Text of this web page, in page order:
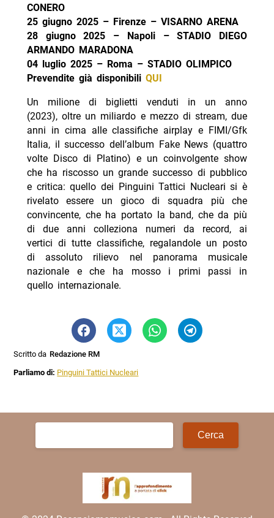
CONERO
25 giugno 2025 – Firenze – VISARNO ARENA
28 giugno 2025 – Napoli – STADIO DIEGO
ARMANDO MARADONA
04 luglio 2025 – Roma – STADIO OLIMPICO
Prevendite già disponibili QUI
Un milione di biglietti venduti in un anno
(2023), oltre un miliardo e mezzo di stream, due
anni in cima alle classifiche airplay e FIMI/Gfk
Italia, il successo dell’album Fake News (quattro
volte Disco di Platino) e un coinvolgente show
che ha riscosso un grande successo di pubblico
e critica: quello dei Pinguini Tattici Nucleari si è
rivelato essere un gioco di squadra più che
convincente, che ha portato la band, che da più
di due anni colleziona numeri da record, ai
vertici di tutte classifiche, regalandole un posto
di assoluto rilievo nel panorama musicale
nazionale e che ha mosso i primi passi in
quello internazionale.
Scritto da Redazione RM
Parliamo di: Pinguini Tattici Nucleari